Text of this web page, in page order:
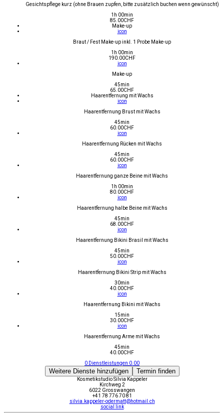
Gesichtspflege kurz (ohne Brauen zupfen, bitte zusätzlich buchen wenn gewünscht)
1h 00min
85.00CHF
Make-up
icon
Braut / Fest Make-up inkl. 1 Probe Make-up
1h 00min
190.00CHF
icon
Make-up
45min
65.00CHF
Haarentfernung mit Wachs
icon
Haarentfernung Brust mit Wachs
45min
60.00CHF
icon
Haarentfernung Rücken mit Wachs
45min
60.00CHF
icon
Haarentfernung ganze Beine mit Wachs
1h 00min
80.00CHF
icon
Haarentfernung halbe Beine mit Wachs
45min
68.00CHF
icon
Haarentfernung Bikini Brasil mit Wachs
45min
50.00CHF
icon
Haarentfernung Bikini Strip mit Wachs
30min
40.00CHF
icon
Haarentfernung Bikini mit Wachs
15min
30.00CHF
icon
Haarentfernung Arme mit Wachs
45min
40.00CHF
0 Dienstleistungen 0.00
Weitere Dienste hinzufügen Termin finden
Kosmetikstudio Silvia Kappeler
Kirchweg 2
6022 Grosswangen
+41 78 776 70 81
silvia.kappeler-odermatt@hotmail.ch
social link